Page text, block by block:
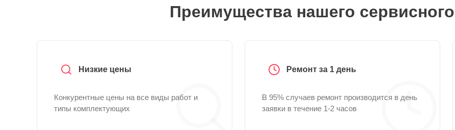
Преимущества нашего
Низкие цены
Конкурентные цены на все виды работ и
типы комплектующих
Ремонт за 1 день
В 95% случаев ремонт производится в день
заявки в течение 1-2 часов